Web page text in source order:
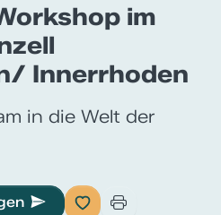
im
Innerrhoden
in die Welt der